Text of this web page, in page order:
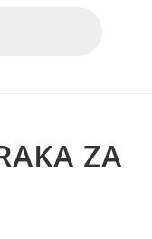
ZA